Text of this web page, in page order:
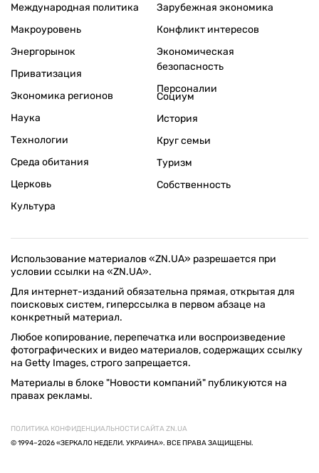
Международная политика
Макроуровень
Энергорынок
Приватизация
Экономика регионов
Зарубежная экономика
Конфликт интересов
Экономическая
безопасность
Персоналии
Наука
Технологии
Среда обитания
Церковь
Культура
Социум
История
Круг семьи
Туризм
Собственность
Использование материалов «ZN.UA» разрешается при
условии ссылки на «ZN.UA».
Для интернет-изданий обязательна прямая, открытая для
поисковых систем, гиперссылка в первом абзаце на
конкретный материал.
Любое копирование, перепечатка или воспроизведение
фотографических и видео материалов, содержащих ссылку
на Getty Images, строго запрещается.
Материалы в блоке "Новости компаний" публикуются на
правах рекламы.
ПОЛИТИКА КОНФИДЕНЦИАЛЬНОСТИ САЙТА ZN.UA
© 1994–2026 «ЗЕРКАЛО НЕДЕЛИ. УКРАИНА». ВСЕ ПРАВА ЗАЩИЩЕНЫ.